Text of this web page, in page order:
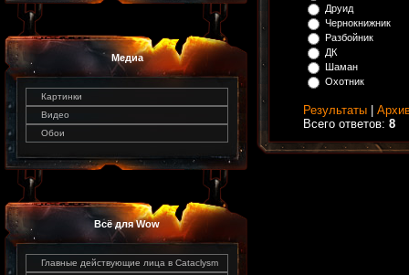
Медиа
Картинки
Видео
Обои
Всё для Wow
Главные действующие лица в Cataclysm
Друид
Чернокнижник
Разбойник
ДК
Шаман
Охотник
Результаты
Всего ответов: 8